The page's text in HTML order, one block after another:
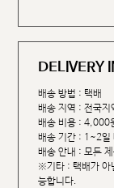
DELIVERY
배송 방법 : 택배
배송 지역 : 전국지
배송 비용 : 4,000
배송 기간 : 1~2일
배송 안내 : 모든
※기타 : 택배가 아
능합니다.